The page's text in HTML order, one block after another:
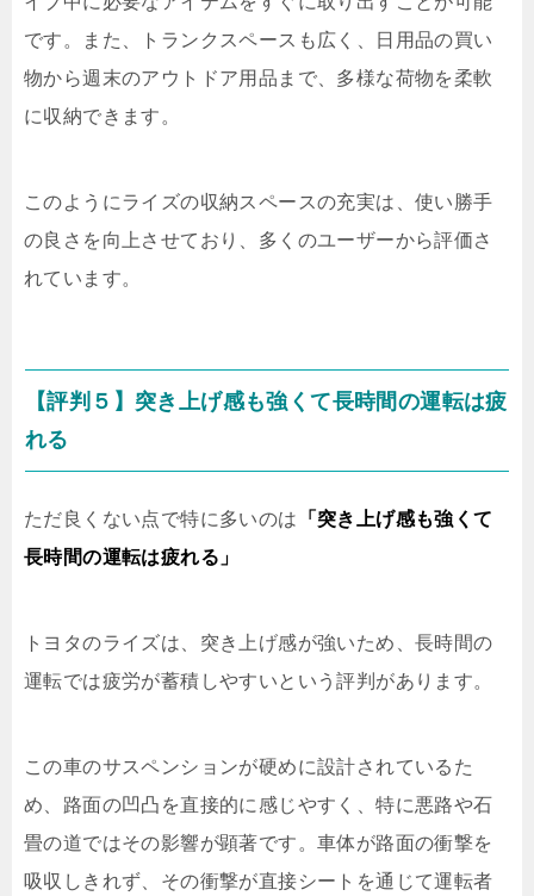
です。また、トランクスペースも広く、日用品の買い
物から週末のアウトドア用品まで、多様な荷物を柔軟
に収納できます。
このようにライズの収納スペースの充実は、使い勝手
の良さを向上させており、多くのユーザーから評価さ
れています。
【評判５】突き上げ感も強くて長時間の運転は疲
れる
ただ良くない点で特に多いのは 「突き上げ感も強くて
長時間の運転は疲れる」
トヨタのライズは、突き上げ感が強いため、長時間の
運転では疲労が蓄積しやすいという評判があります。
この車のサスペンションが硬めに設計されているた
め、路面の凹凸を直接的に感じやすく、特に悪路や石
畳の道ではその影響が顕著です。車体が路面の衝撃を
吸収しきれず、その衝撃が直接シートを通じて運転者